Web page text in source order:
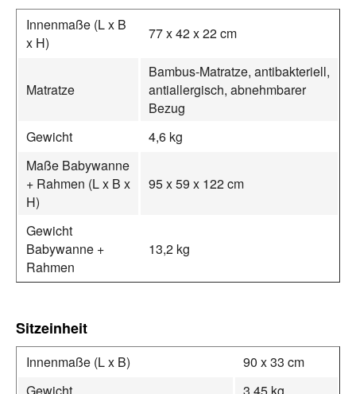
Innenmaße (L x B
x H)
77 x 42 x 22 cm
Matratze
Bambus-Matratze, antibakteriell,
antiallergisch, abnehmbarer
Bezug
Gewicht
4,6 kg
Maße Babywanne
+ Rahmen (L x B x
H)
95 x 59 x 122 cm
Gewicht
Babywanne +
Rahmen
13,2 kg
Sitzeinheit
Innenmaße (L x B)
90 x 33 cm